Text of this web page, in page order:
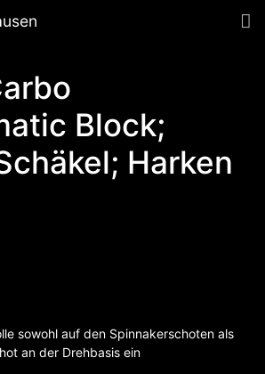
Block;
Harken
sowohl auf den Spinnakerschoten als
an der Drehbasis ein